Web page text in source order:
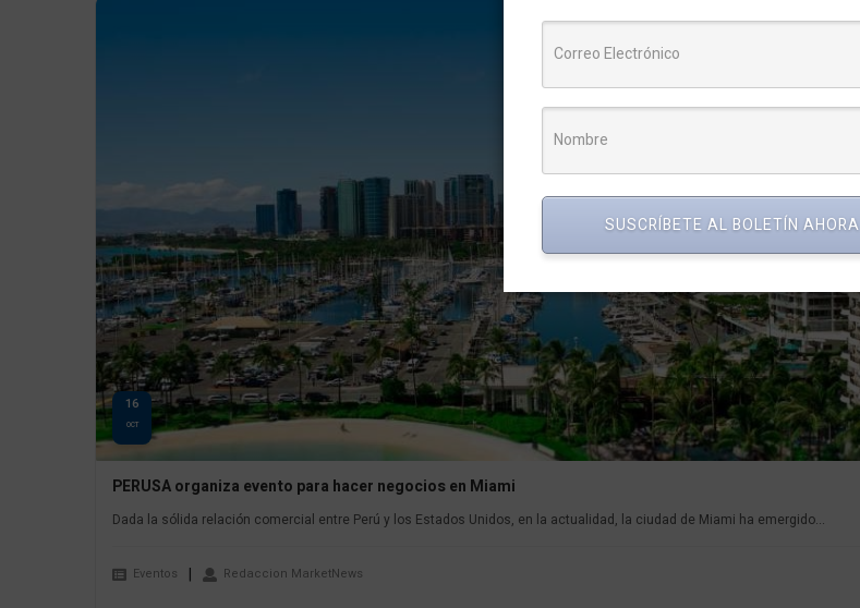
16
OCT
PERUSA organiza evento para hacer negocios en Miami
Dada la sólida relación comercial entre Perú y los Estados Unidos, en la actualidad, la ciudad de Miami ha emergido...
Eventos Redaccion MarketNews
SUSCRÍBETE AL BOLETÍN AHORA